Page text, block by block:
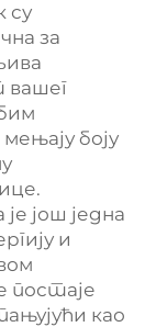
су
за
вашег
боју
још једна
и
као